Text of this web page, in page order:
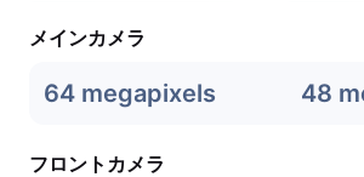
メインカメラ
64 megapixels 48
フロントカメラ